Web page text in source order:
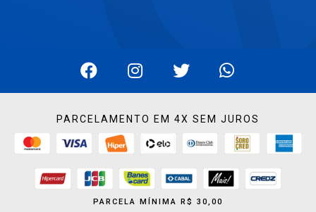
PARCELAMENTO EM 4X SEM JUROS
PARCELA MÍNIMA R$ 30,00